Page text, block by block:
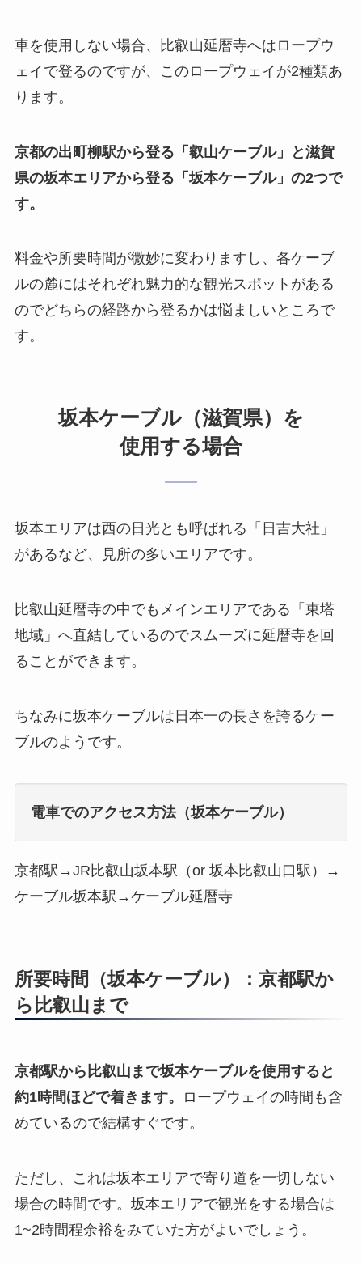
車を使用しない場合、比叡山延暦寺へはロープウ
ェイで登るのですが、このロープウェイが2種類あ
ります。
京都の出町柳駅から登る「叡山ケーブル」と滋賀
県の坂本エリアから登る「坂本ケーブル」の2つで
す。
料金や所要時間が微妙に変わりますし、各ケーブ
ルの麓にはそれぞれ魅力的な観光スポットがある
のでどちらの経路から登るかは悩ましいところで
す。
坂本ケーブル（滋賀県）を
使用する場合
坂本エリアは西の日光とも呼ばれる「日吉大社」
があるなど、見所の多いエリアです。
比叡山延暦寺の中でもメインエリアである「東塔
地域」へ直結しているのでスムーズに延暦寺を回
ることができます。
ちなみに坂本ケーブルは日本一の長さを誇るケー
ブルのようです。
電車でのアクセス方法（坂本ケーブル）
京都駅→JR比叡山坂本駅（or 坂本比叡山口駅）→
ケーブル坂本駅→ケーブル延暦寺
所要時間（坂本ケーブル）：京都駅か
ら比叡山まで
京都駅から比叡山まで坂本ケーブルを使用すると
約1時間ほどで着きます。
ロープウェイの時間も含
めているので結構すぐです。
ただし、これは坂本エリアで寄り道を一切しない
場合の時間です。坂本エリアで観光をする場合は
1~2時間程余裕をみていた方がよいでしょう。